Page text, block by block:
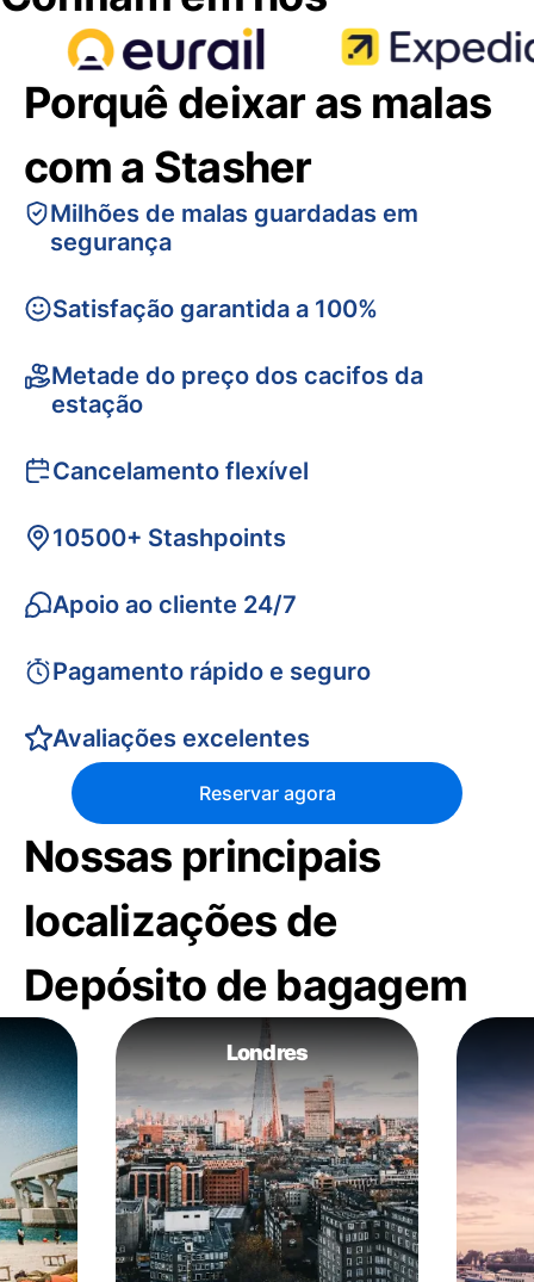
Porquê deixar as malas
com a Stasher
Milhões de malas guardadas em
segurança
Satisfação garantida a 100%
Metade do preço dos cacifos da
estação
Cancelamento flexível
10500+ Stashpoints
Apoio ao cliente 24/7
Pagamento rápido e seguro
Avaliações excelentes
Reservar agora
Nossas principais
localizações de
Depósito de bagagem
Londres